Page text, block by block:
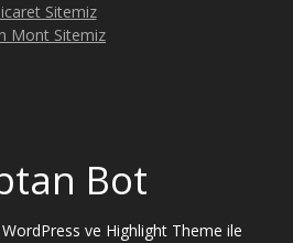
Sitemiz
Mont Sitemiz
Bot
ve Highlight Theme ile